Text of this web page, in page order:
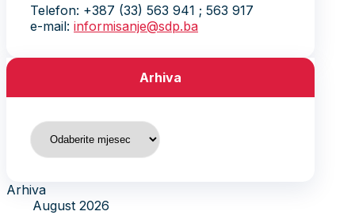
Telefon: +387 (33) 563 941 ; 563 917
e-mail: informisanje@sdp.ba
Arhiva
Arhiva
Arhiva
August 2026